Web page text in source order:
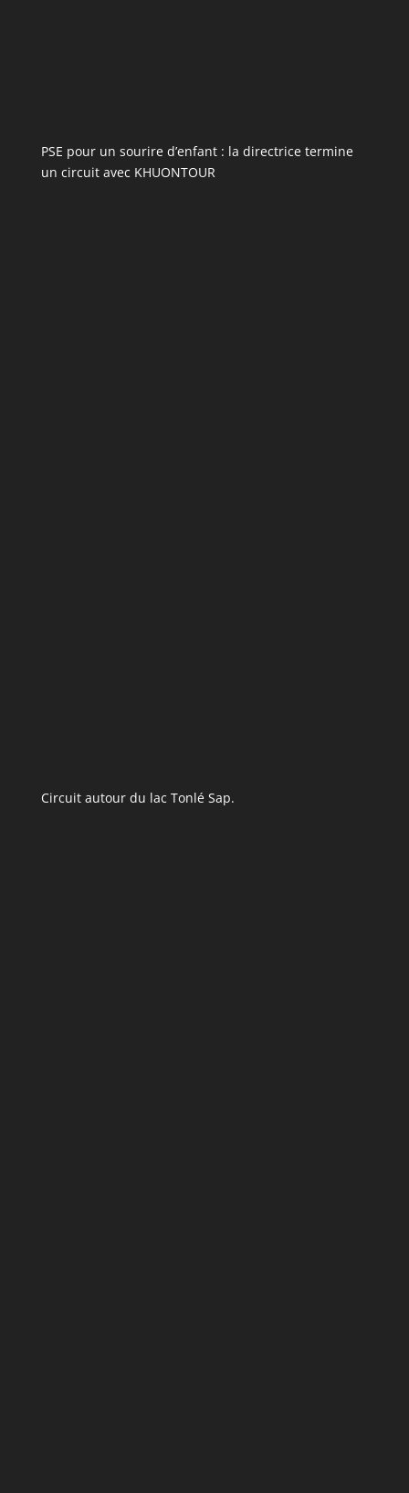
PSE pour un sourire d’enfant : la directrice termine
un circuit avec KHUONTOUR
Circuit autour du lac Tonlé Sap.